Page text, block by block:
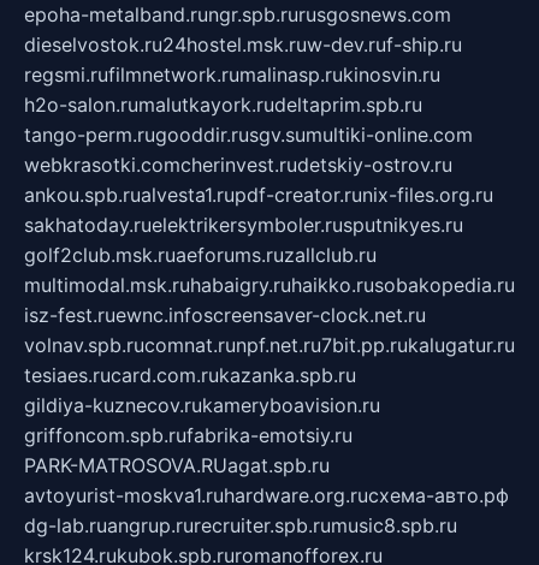
epoha-metalband.rungr.spb.rurusgosnews.com
dieselvostok.ru24hostel.msk.ruw-dev.ruf-ship.ru
regsmi.rufilmnetwork.rumalinasp.rukinosvin.ru
h2o-salon.rumalutkayork.rudeltaprim.spb.ru
tango-perm.rugooddir.rusgv.sumultiki-online.com
webkrasotki.comcherinvest.rudetskiy-ostrov.ru
ankou.spb.rualvesta1.rupdf-creator.runix-files.org.ru
sakhatoday.ruelektrikersymboler.rusputnikyes.ru
golf2club.msk.ruaeforums.ruzallclub.ru
multimodal.msk.ruhabaigry.ruhaikko.rusobakopedia.ru
isz-fest.ruewnc.infoscreensaver-clock.net.ru
volnav.spb.rucomnat.runpf.net.ru7bit.pp.rukalugatur.ru
tesiaes.rucard.com.rukazanka.spb.ru
gildiya-kuznecov.rukameryboavision.ru
griffoncom.spb.rufabrika-emotsiy.ru
PARK-MATROSOVA.RUagat.spb.ru
avtoyurist-moskva1.ruhardware.org.ruсхема-авто.рф
dg-lab.ruangrup.rurecruiter.spb.rumusic8.spb.ru
krsk124.rukubok.spb.ruromanofforex.ru